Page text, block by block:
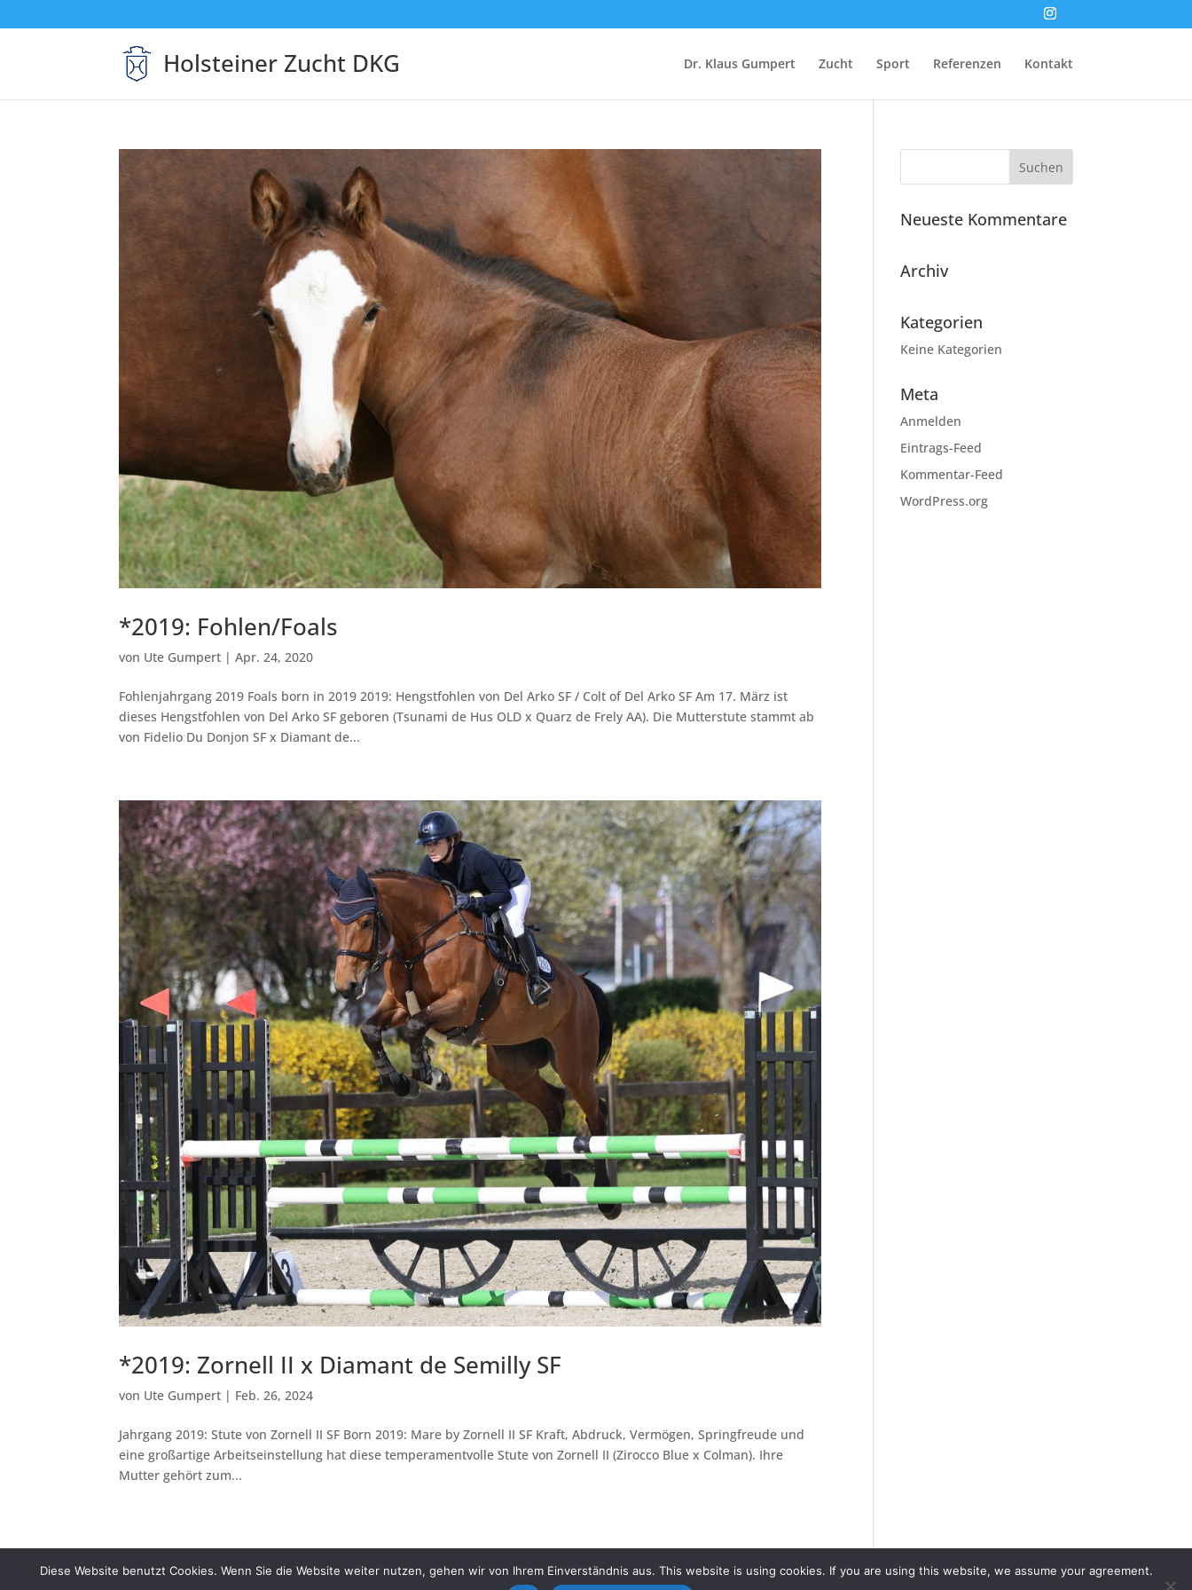
Holsteiner Zucht DKG Dr. Klaus Gumpert Zucht Sport Referenzen Kontakt
*2019: Fohlen/Foals
von Ute Gumpert |Apr. 24, 2020
Fohlenjahrgang 2019 Foals born in 2019 2019: Hengstfohlen von Del Arko SF / Colt of Del Arko SF Am 17. März ist
dieses Hengstfohlen von Del Arko SF geboren (Tsunami de Hus OLD x Quarz de Frely AA). Die Mutterstute stammt ab
von Fidelio Du Donjon SF x Diamant de...
*2019: Zornell II x Diamant de Semilly SF
von Ute Gumpert | Feb. 26, 2024
Jahrgang 2019: Stute von Zornell II SF Born 2019: Mare by Zornell II SF Kraft, Abdruck, Vermögen, Springfreude und
eine großartige Arbeitseinstellung hat diese temperamentvolle Stute von Zornell II (Zirocco Blue x Colman). Ihre
Mutter gehört zum...
Neueste Kommentare
Archiv
Kategorien
Keine Kategorien
Meta
Anmelden
Eintrags-Feed
Kommentar-Feed
WordPress.org
Diese Website benutzt Cookies. Wenn Sie die Website weiter nutzen, gehen wir von Ihrem Einverständnis aus. This website is using cookies. If you are using this website, we assume your agreement.